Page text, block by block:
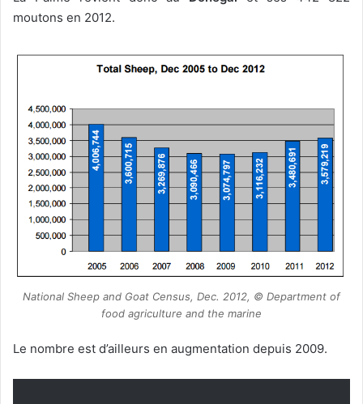
moutons en 2012.
National Sheep and Goat Census, Dec. 2012, © Department of
food agriculture and the marine
Le nombre est d’ailleurs en augmentation depuis 2009.